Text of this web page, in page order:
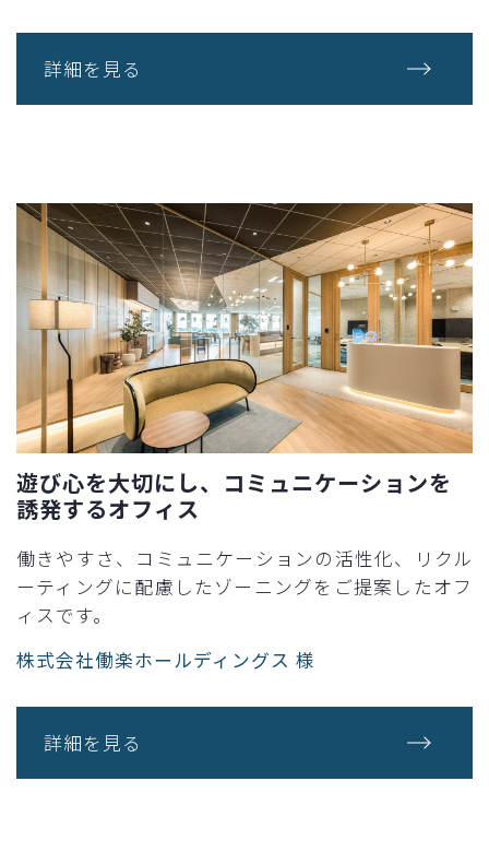
詳細を見る
遊び心を大切にし、コミュニケーションを
誘発するオフィス​
働きやすさ、コミュニケーションの活性化、リクル
ーティングに配慮したゾーニングをご提案したオフ
ィスです。​
株式会社働楽ホールディングス 様​
詳細を見る